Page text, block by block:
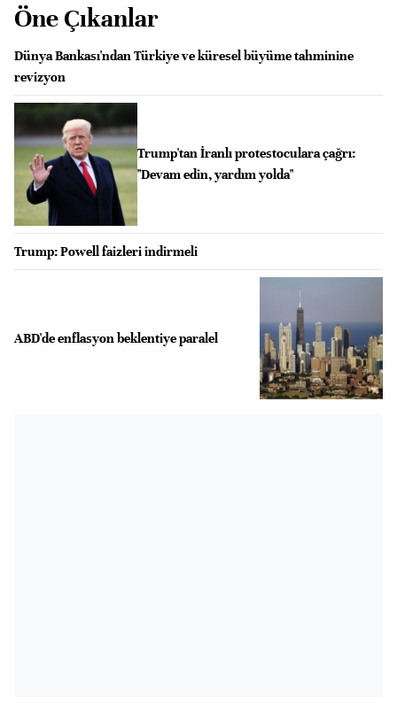
Öne Çıkanlar
Dünya Bankası'ndan Türkiye ve küresel büyüme tahminine
revizyon
Trump'tan İranlı protestoculara çağrı:
"Devam edin, yardım yolda"
Trump: Powell faizleri indirmeli
ABD'de enflasyon beklentiye paralel